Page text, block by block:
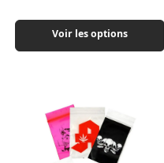
Voir les options